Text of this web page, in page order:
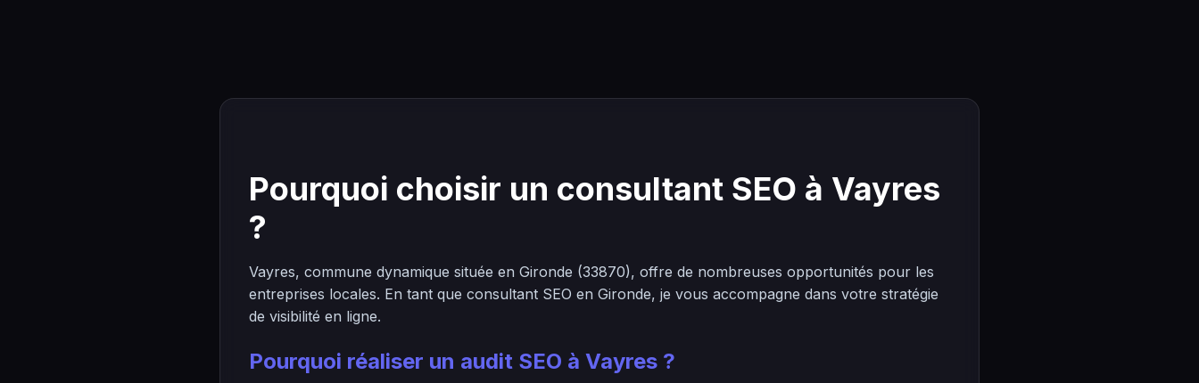
Pourquoi choisir un consultant SEO à Vayres
?
Vayres, commune dynamique située en Gironde (33870), offre de nombreuses opportunités pour les
entreprises locales. En tant que consultant SEO en Gironde, je vous accompagne dans votre stratégie
de visibilité en ligne.
Pourquoi réaliser un audit SEO à Vayres ?